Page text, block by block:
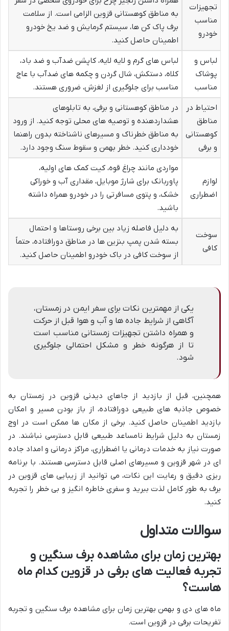
تجهیزات
مناسب
خودرو
به مناطق کوهستانی قزوین الزامی است. از سلامت
برف پاک کن ها، سیستم گرمایش و ضد یخ خودرو
اطمینان حاصل کنید.
لباس و
پوشاک
مناسب
لباس های گرم و لایه لایه، کاپشن ضدآب و ضد باد،
کلاه، دستکش، شال گردن و چکمه های ضدآب با عاج
مناسب برای جلوگیری از لغزش، ضروری هستند.
احتیاط در
مناطق
کوهستانی
و برفی
در مناطق کوهستانی و برفی، به تابلوهای
هشداردهنده و توصیه های محلی توجه کنید. از ورود
به مناطق خطرناک و مسیرهای ناشناخته بدون راهنما
خودداری کنید. خطر بهمن و سقوط سنگ وجود دارد.
لوازم
اضطراری
مواردی مانند چراغ قوه، کیت کمک های اولیه،
پاوربانک برای شارژ موبایل، مقداری آب و خوراکی
خشک، و پتوی مسافرتی را در خودرو همراه داشته
باشید.
سوخت
کافی
به دلیل فاصله زیاد بین برخی روستاها و احتمال
بسته شدن پمپ بنزین ها در مناطق دورافتاده، حتماً
از سوخت کافی در باک خودرو اطمینان حاصل کنید.
یکی از مهمترین نکات برای سفر ایمن در زمستان،
آگاهی از شرایط جاده ها و آب و هوا قبل از حرکت
و همراه داشتن تجهیزات زمستانی مناسب است
تا از هرگونه خطر و مشکل احتمالی جلوگیری
شود.
همچنین، قبل از بازدید از جاهای دیدنی قزوین در زمستان به
خصوص جاذبه های طبیعی دورافتاده، از باز بودن مسیر و امکان
بازدید اطمینان حاصل کنید. برخی از مکان ها ممکن است در اوج
زمستان به دلیل شرایط نامساعد طبیعی قابل دسترسی نباشند. در
صورت نیاز به خدمات درمانی یا اضطراری، مراکز درمانی و امداد جاده
ای در شهر قزوین و مسیرهای اصلی قابل دسترسی هستند. با برنامه
ریزی دقیق و رعایت این نکات، می توانید از زیبایی های قزوین در
برف به طور کامل لذت ببرید و سفری خاطره انگیز و بی خطر را تجربه
کنید.
سوالات متداول
بهترین زمان برای مشاهده برف سنگین و
تجربه فعالیت های برفی در قزوین کدام ماه
هاست؟
ماه های دی و بهمن بهترین زمان برای مشاهده برف سنگین و تجربه
تفریحات برفی در قزوین است.